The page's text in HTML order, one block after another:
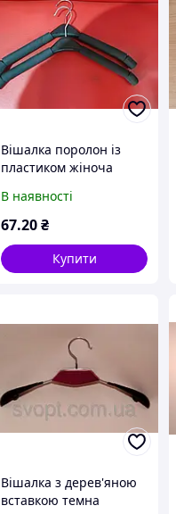
Вішалка поролон із
пластиком жіноча
В наявності
67.20₴
Купити
Вішалка з дерев'яною
вставкою темна